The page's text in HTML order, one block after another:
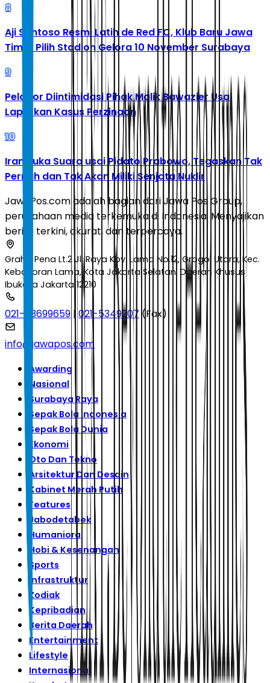
8
Aji Santoso Resmi Latih de Red FC, Klub Baru Jawa
Timur Pilih Stadion Gelora 10 November Surabaya
9
Pelapor Diintimidasi Pihak Malik Bawazier Usai
Laporkan Kasus Perzinaan
10
Iran Buka Suara usai Pidato Prabowo, Tegaskan Tak
Pernah dan Tak Akan Miliki Senjata Nuklir
JawaPos.com adalah bagian dari Jawa Pos Group,
perusahaan media terkemuka di Indonesia. Menyajikan
berita terkini, akurat, dan terpercaya.
Graha Pena Lt.2 Jl. Raya Kby. Lama No.12, Grogol Utara, Kec.
Kebayoran Lama, Kota Jakarta Selatan, Daerah Khusus
Ibukota Jakarta 12210
021-53699659 | 021-5349207 (Fax)
info@jawapos.com
Awarding
Nasional
Surabaya Raya
Sepak Bola Indonesia
Sepak Bola Dunia
Ekonomi
Oto Dan Tekno
Arsitektur Dan Desain
Kabinet Merah Putih
Features
Jabodetabek
Humaniora
Hobi & Kesenangan
Sports
Infrastruktur
Zodiak
Kepribadian
Berita Daerah
Entertainment
Lifestyle
Internasional